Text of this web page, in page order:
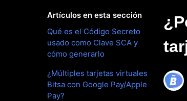
Artículos en esta sección
Qué es el Código Secreto
usado como Clave SCA y
cómo generarlo
¿Múltiples tarjetas virtuales
Bitsa con Google Pay/Apple
Pay?